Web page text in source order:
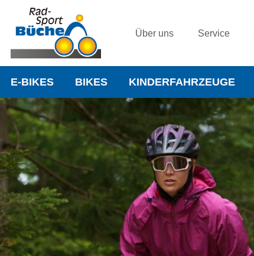
Über uns Service
E-BIKES BIKES KINDERFAHRZEUGE